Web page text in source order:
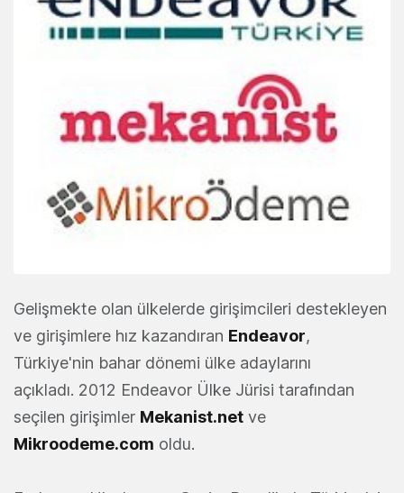
Gelişmekte olan ülkelerde girişimcileri destekleyen
ve girişimlere hız kazandıran Endeavor,
Türkiye'nin bahar dönemi ülke adaylarını
açıkladı. 2012 Endeavor Ülke Jürisi tarafından
seçilen girişimler Mekanist.net ve
Mikroodeme.com oldu.